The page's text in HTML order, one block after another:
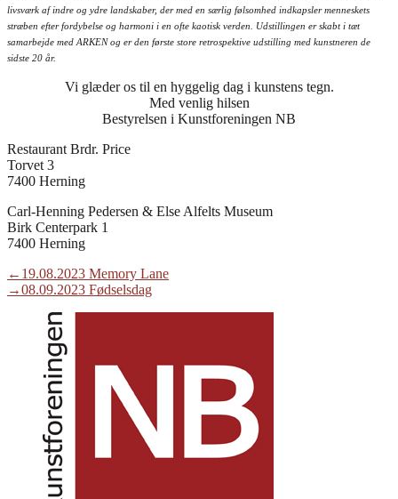
livsværk af indre og ydre landskaber, der med en særlig følsomhed indkapsler menneskets
stræben efter fordybelse og harmoni i en ofte kaotisk verden. Udstillingen er skabt i tæt
samarbejde med ARKEN og er den første store retrospektive udstilling med kunstneren de
sidste 20 år.
Vi glæder os til en hyggelig dag i kunstens tegn.
Med venlig hilsen
Bestyrelsen i Kunstforeningen NB
Restaurant Brdr. Price
Torvet 3
7400 Herning
Carl-Henning Pedersen & Else Alfelts Museum
Birk Centerpark 1
7400 Herning
Indlægsnavigation
← Previous
post:
19.08.2023 Memory Lane
→Next
08.09.2023 Fødselsdag